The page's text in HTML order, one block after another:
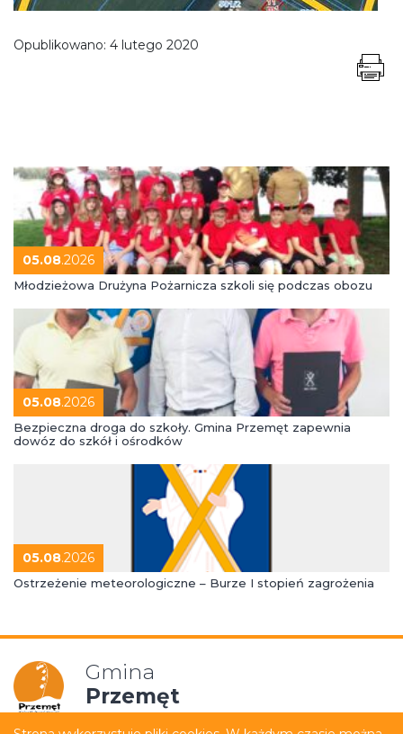
Opublikowano: 4 lutego 2020
05.08.2026
Młodzieżowa Drużyna Pożarnicza szkoli się podczas obozu
05.08.2026
Bezpieczna droga do szkoły. Gmina Przemęt zapewnia
dowóz do szkół i ośrodków
05.08.2026
Ostrzeżenie meteorologiczne – Burze I stopień zagrożenia
Gmina
Przemęt